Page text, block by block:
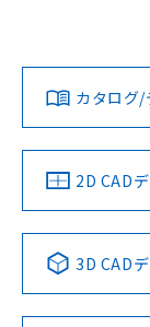
ダウンロードデ
みください。
ソフトウェアの使
対応済み
中国 RoHS
Pb
カタログ
2D CAD
3D CAD